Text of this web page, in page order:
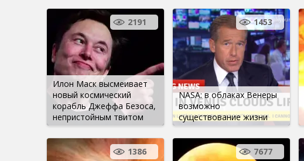
Илон Маск высмеивает
новый космический
корабль Джеффа Безоса,
непристойным твитом
2191
NASA: в облаках Венеры
возможно
существование жизни
1453
1386 7677